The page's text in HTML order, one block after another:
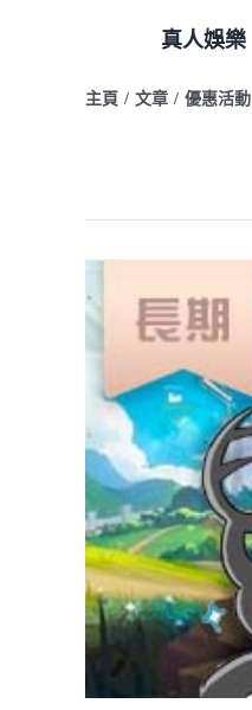
真人娛樂
主頁 文章 優惠活動
Larger